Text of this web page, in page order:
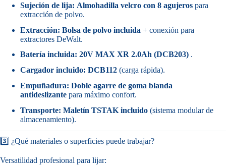
Sujeción de lija: Almohadilla velcro con 8 agujeros para
extracción de polvo.
Extracción: Bolsa de polvo incluida + conexión para
extractores DeWalt.
Batería incluida: 20V MAX XR 2.0Ah (DCB203) .
Cargador incluido: DCB112 (carga rápida).
Empuñadura: Doble agarre de goma blanda
antideslizante para máximo confort.
Transporte: Maletín TSTAK incluido (sistema modular de
almacenamiento).
3️⃣ ¿Qué materiales o superficies puede trabajar?
Versatilidad profesional para lijar: